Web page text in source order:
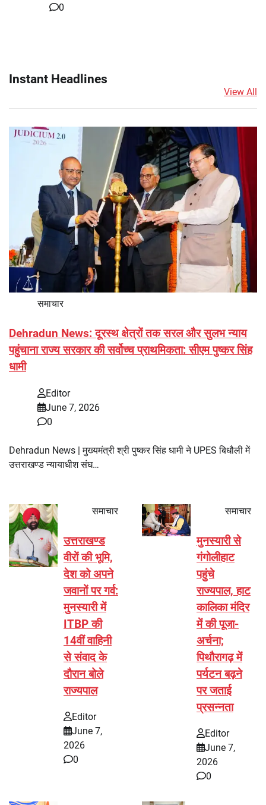
0
Instant Headlines
View All
समाचार
Dehradun News: दूरस्थ क्षेत्रों तक सरल और सुलभ न्याय
पहुंचाना राज्य सरकार की सर्वोच्च प्राथमिकता: सीएम पुष्कर सिंह
धामी
Editor
June 7, 2026
0
Dehradun News | मुख्यमंत्री श्री पुष्कर सिंह धामी ने UPES बिधौली में
उत्तराखण्ड न्यायाधीश संघ…
समाचार
उत्तराखण्ड
वीरों की भूमि,
देश को अपने
जवानों पर गर्व:
मुनस्यारी में
ITBP की
14वीं वाहिनी
से संवाद के
दौरान बोले
राज्यपाल
Editor
June 7,
2026
0
समाचार
मुनस्यारी से
गंगोलीहाट
पहुंचे
राज्यपाल, हाट
कालिका मंदिर
में की पूजा-
अर्चना;
पिथौरागढ़ में
पर्यटन बढ़ने
पर जताई
प्रसन्नता
Editor
June 7,
2026
0